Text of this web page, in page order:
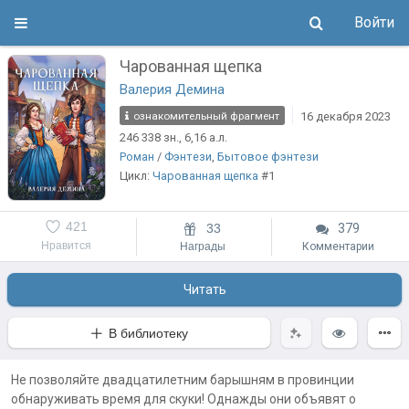
Войти
Чарованная щепка
Валерия Демина
ознакомительный фрагмент
16 декабря 2023
246 338 зн., 6,16 а.л.
Роман /Фэнтези,Бытовое фэнтези
Цикл:Чарованная щепка #1
Нравится
421 33
Награды
379
Комментарии
Читать
В библиотеку
Не позволяйте двадцатилетним барышням в провинции
обнаруживать время для скуки! Однажды они объявят о